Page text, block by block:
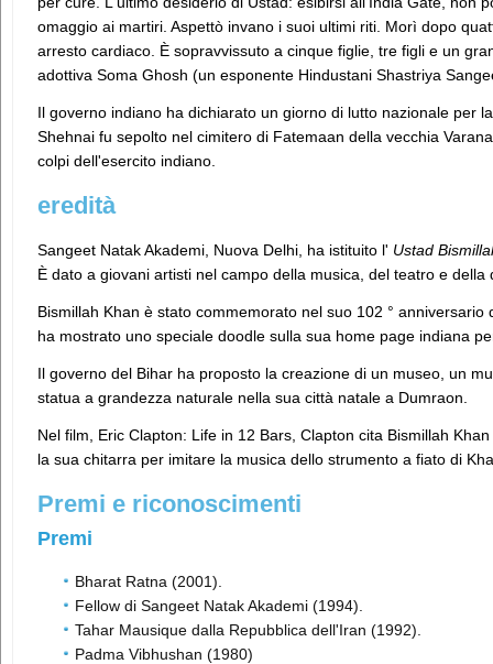
omaggio ai martiri. Aspettò invano i suoi ultimi riti. Morì dopo
arresto cardiaco. È sopravvissuto a cinque figlie, tre figli e un
adottiva Soma Ghosh (un esponente Hindustani Shastriya
Il governo indiano ha dichiarato un giorno di lutto nazionale per
Shehnai fu sepolto nel cimitero di Fatemaan della vecchia
colpi dell'esercito indiano.
eredità
Sangeet Natak Akademi, Nuova Delhi, ha istituito l' Ustad
È dato a giovani artisti nel campo della musica, del teatro e della
Bismillah Khan è stato commemorato nel suo 102 °
ha mostrato uno speciale doodle sulla sua home page indiana
Il governo del Bihar ha proposto la creazione di un museo, un
statua a grandezza naturale nella sua città natale a Dumraon.
Nel film, Eric Clapton: Life in 12 Bars, Clapton cita Bismillah
la sua chitarra per imitare la musica dello strumento a fiato di
Premi e riconoscimenti
Premi
Bharat Ratna (2001).
Fellow di Sangeet Natak Akademi (1994).
Tahar Mausique dalla Repubblica dell'Iran (1992).
Padma Vibhushan (1980)